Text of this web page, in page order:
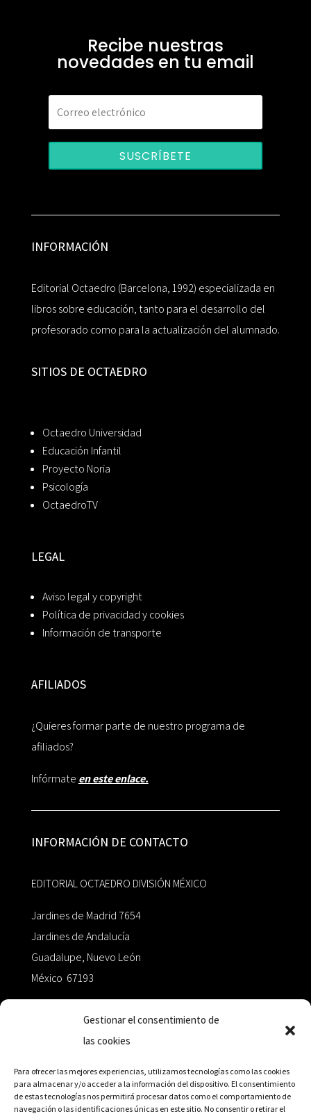
Gestionar el consentimiento de
las cookies
Para ofrecer las mejores experiencias, utilizamos tecnologías como las cookies
para almacenar y/o acceder a la información del dispositivo. El consentimiento
de estas tecnologías nos permitirá procesar datos como el comportamiento de
navegación o las identificaciones únicas en este sitio. No consentir o retirar el
Recibe nuestras
novedades en tu email
SUSCRÍBETE
INFORMACIÓN
Editorial Octaedro (Barcelona, 1992) especializada en
libros sobre educación, tanto para el desarrollo del
profesorado como para la actualización del alumnado.
SITIOS DE OCTAEDRO
Octaedro Universidad
Educación Infantil
Proyecto Noria
Psicología
OctaedroTV
LEGAL
Aviso legal y copyright
Política de privacidad y cookies
Información de transporte
AFILIADOS
¿Quieres formar parte de nuestro programa de
afiliados?
Infórmate en este enlace.
INFORMACIÓN DE CONTACTO
EDITORIAL OCTAEDRO DIVISIÓN MÉXICO
Jardines de Madrid 7654
Jardines de Andalucía
Guadalupe, Nuevo León
México 67193
+52 811.499.5638
RED DE DISTRIBUCIÓN